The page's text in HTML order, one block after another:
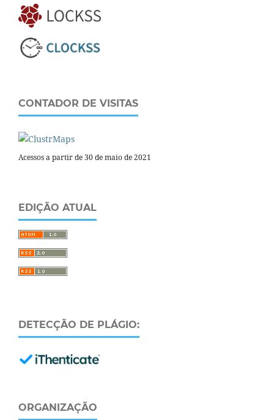
CONTADOR DE VISITAS
Acessos a partir de 30 de maio de 2021
EDIÇÃO ATUAL
DETECÇÃO DE PLÁGIO:
ORGANIZAÇÃO